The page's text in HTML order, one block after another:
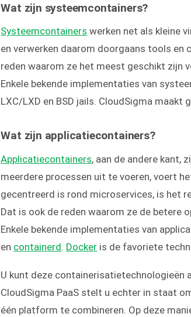
Wat zijn systeemcontainers?
Systeemcontainers werken net als kleine
en verwerken daarom doorgaans tools
reden waarom ze het meest geschikt zijn
Enkele bekende implementaties van
LXC/LXD en BSD jails. CloudSigma maakt
Wat zijn applicatiecontainers?
Applicatiecontainers, aan de andere kant,
meerdere processen uit te voeren, voert
gecentreerd is rond microservices, is het
Dat is ook de reden waarom ze de
Enkele bekende implementaties van
en containerd. Docker is de favoriete
U kunt deze containerisatietechnologieën
CloudSigma PaaS stelt u echter in staat
één platform te combineren. Op deze